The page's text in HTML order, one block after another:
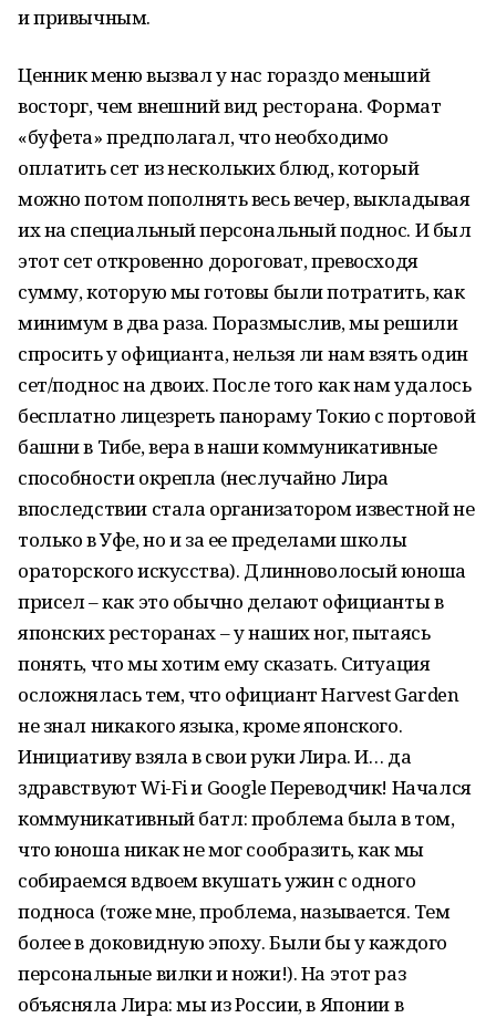
и привычным.
Ценник меню вызвал у нас гораздо меньший
восторг, чем внешний вид ресторана. Формат
«буфета» предполагал, что необходимо
оплатить сет из нескольких блюд, который
можно потом пополнять весь вечер, выкладывая
их на специальный персональный поднос. И был
этот сет откровенно дороговат, превосходя
сумму, которую мы готовы были потратить, как
минимум в два раза. Поразмыслив, мы решили
спросить у официанта, нельзя ли нам взять один
сет/поднос на двоих. После того как нам удалось
бесплатно лицезреть панораму Токио с портовой
башни в Тибе, вера в наши коммуникативные
способности окрепла (неслучайно Лира
впоследствии стала организатором известной не
только в Уфе, но и за ее пределами школы
ораторского искусства). Длинноволосый юноша
присел – как это обычно делают официанты в
японских ресторанах – у наших ног, пытаясь
понять, что мы хотим ему сказать. Ситуация
осложнялась тем, что официант Harvest Garden
не знал никакого языка, кроме японского.
Инициативу взяла в свои руки Лира. И… да
здравствуют Wi-Fi и Google Переводчик! Начался
коммуникативный батл: проблема была в том,
что юноша никак не мог сообразить, как мы
собираемся вдвоем вкушать ужин с одного
подноса (тоже мне, проблема, называется. Тем
более в доковидную эпоху. Были бы у каждого
персональные вилки и ножи!). На этот раз
объясняла Лира: мы из России, в Японии в